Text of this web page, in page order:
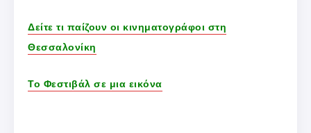
Δείτε τι παίζουν οι κινηματογράφοι στη
Θεσσαλονίκη
Το Φεστιβάλ σε μια εικόνα